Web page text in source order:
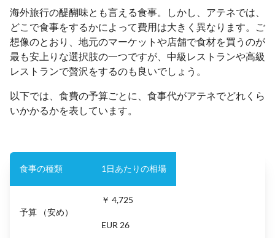
海外旅行の醍醐味とも言える食事。しかし、アテネでは、
どこで食事をするかによって費用は大きく異なります。ご
想像のとおり、地元のマーケットや店舗で食材を買うのが
最も安上りな選択肢の一つですが、中級レストランや高級
レストランで贅沢をするのも良いでしょう。
以下では、食費の予算ごとに、食事代がアテネでどれくら
いかかるかを表しています。
食事の種類 1日あたりの相場
予算 （安め）
￥ 4,725
EUR 26